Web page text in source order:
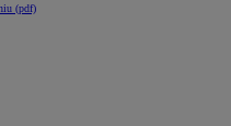
(pdf)